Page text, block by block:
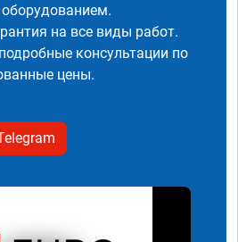
на все виды работ.
консультации по
цены.